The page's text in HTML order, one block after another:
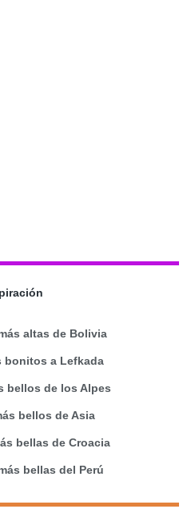
altas de Bolivia
bonitos a Lefkada
bellos de los Alpes
bellos de Asia
bellas de Croacia
bellas del Perú